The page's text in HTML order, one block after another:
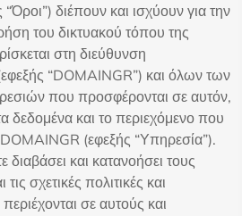
διέπουν και ισχύουν για την
του δικτυακού τόπου της
στη διεύθυνση
“DOMAINGR”) και όλων των
που προσφέρονται σε αυτόν,
δεδομένα και το περιεχόμενο που
(εφεξής “Υπηρεσία”).
διαβάσει και κατανοήσει τους
σχετικές πολιτικές και
σε αυτούς και